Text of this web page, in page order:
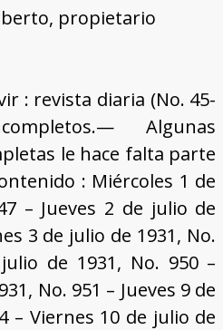
propietario
: revista diaria (No. 45-
Algunas
le hace falta parte
: Miércoles 1 de
– Jueves 2 de julio de
3 de julio de 1931, No.
de 1931, No. 950 –
No. 951 – Jueves 9 de
– Viernes 10 de julio de